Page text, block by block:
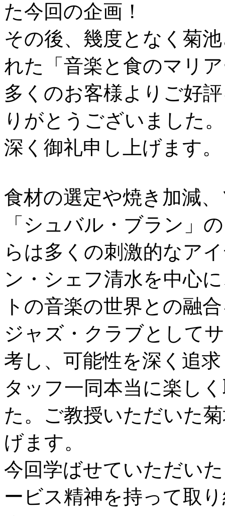
た今回の企画！
その後、幾度となく菊
れた「音楽と食のマリ
多くのお客様よりご好
りがとうございました。
深く御礼申し上げます。
食材の選定や焼き加減
「シュバル・ブラン」
らは多くの刺激的なア
ン・シェフ清水を中心
トの音楽の世界との融
ジャズ・クラブとして
考し、可能性を深く追
タッフ一同本当に楽し
た。ご教授いただいた
げます。
今回学ばせていただい
ービス精神を持って取